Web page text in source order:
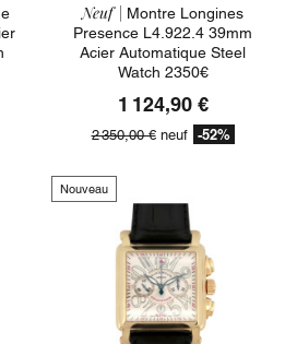
Neuf | Montre Longines
Presence L4.922.4 39mm
Acier Automatique Steel
Watch 2350€
1 124,90 €
2 350,00 €neuf -52%
Nouveau